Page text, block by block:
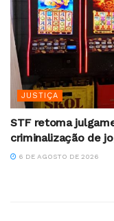
JUSTIÇA
STF retoma
criminalização de
6 DE AGOSTO DE 2026